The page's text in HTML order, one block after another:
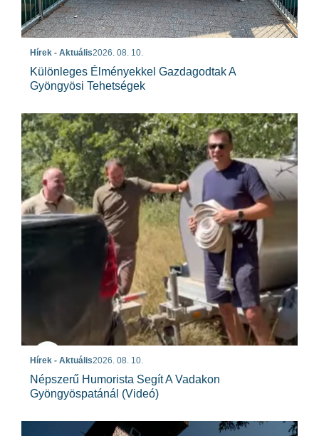
Hírek - Aktuális2026. 08. 10.
Különleges Élményekkel Gazdagodtak A
Gyöngyösi Tehetségek
Hírek - Aktuális2026. 08. 10.
Népszerű Humorista Segít A Vadakon
Gyöngyöspatánál (videó)